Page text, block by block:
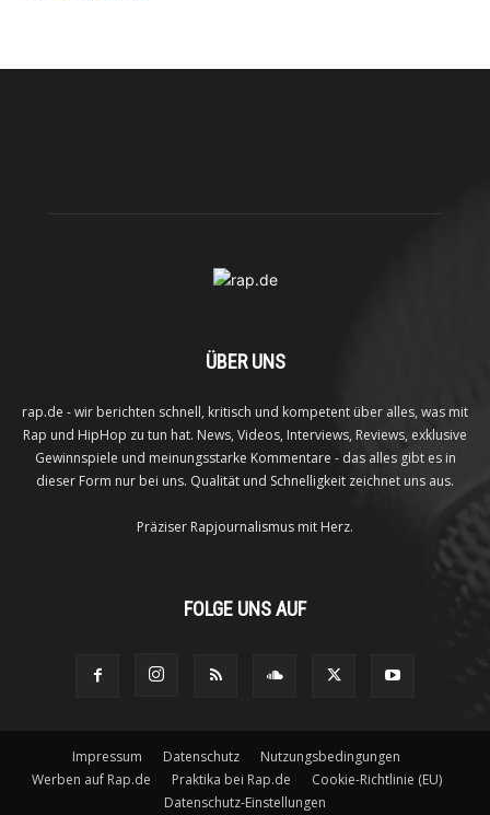
ÜBER UNS
rap.de - wir berichten schnell, kritisch und kompetent über alles, was mit
Rap und HipHop zu tun hat. News, Videos, Interviews, Reviews, exklusive
Gewinnspiele und meinungsstarke Kommentare - das alles gibt es in
dieser Form nur bei uns. Qualität und Schnelligkeit zeichnet uns aus.
Präziser Rapjournalismus mit Herz.
FOLGE UNS AUF
Impressum Datenschutz
Nutzungsbedingungen
Werben auf Rap.de
Praktika bei Rap.de
Cookie-Richtlinie (EU)
Datenschutz-Einstellungen